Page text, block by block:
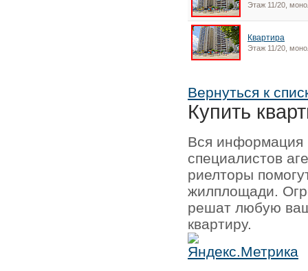
Этаж 11/20,
Квартира
Этаж 11/20,
Вернуться к
Купить
Вся информация
специалистов
риелторы
жилплощади.
решат любую
квартиру.